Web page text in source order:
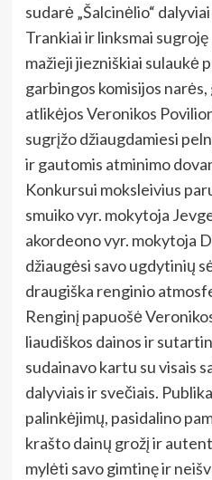
sudarė „Šalcinėlio“
Trankiai ir linksmai sugroję
mažieji jiezniškiai sulaukė
garbingos komisijos
atlikėjos Veronikos
sugrįžo džiaugdamiesi
ir gautomis atminimo
Konkursui moksleivius
smuiko vyr. mokytoja
akordeono vyr. mokytoja
džiaugėsi savo ugdytinių
draugiška renginio
Renginį papuošė
liaudiškos dainos ir
sudainavo kartu su visais
dalyviais ir svečiais.
palinkėjimų, pasidalino
krašto dainų grožį ir
mylėti savo gimtinę ir